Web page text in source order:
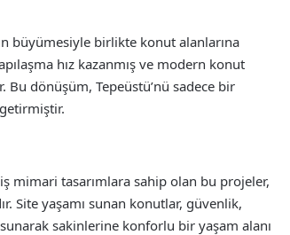
büyümesiyle birlikte konut alanlarına
hız kazanmış ve modern konut
dönüşüm, Tepeüstü’nü sadece bir
mimari tasarımlara sahip olan bu projeler,
Site yaşamı sunan konutlar, güvenlik,
sakinlerine konforlu bir yaşam alanı